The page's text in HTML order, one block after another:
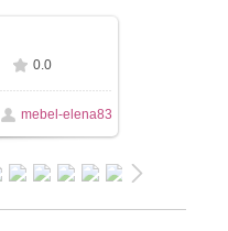
0.0
mebel-elena83